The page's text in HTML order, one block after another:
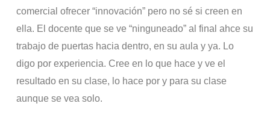
comercial ofrecer “innovación” pero no sé si creen en
ella. El docente que se ve “ninguneado” al final ahce su
trabajo de puertas hacia dentro, en su aula y ya. Lo
digo por experiencia. Cree en lo que hace y ve el
resultado en su clase, lo hace por y para su clase
aunque se vea solo.